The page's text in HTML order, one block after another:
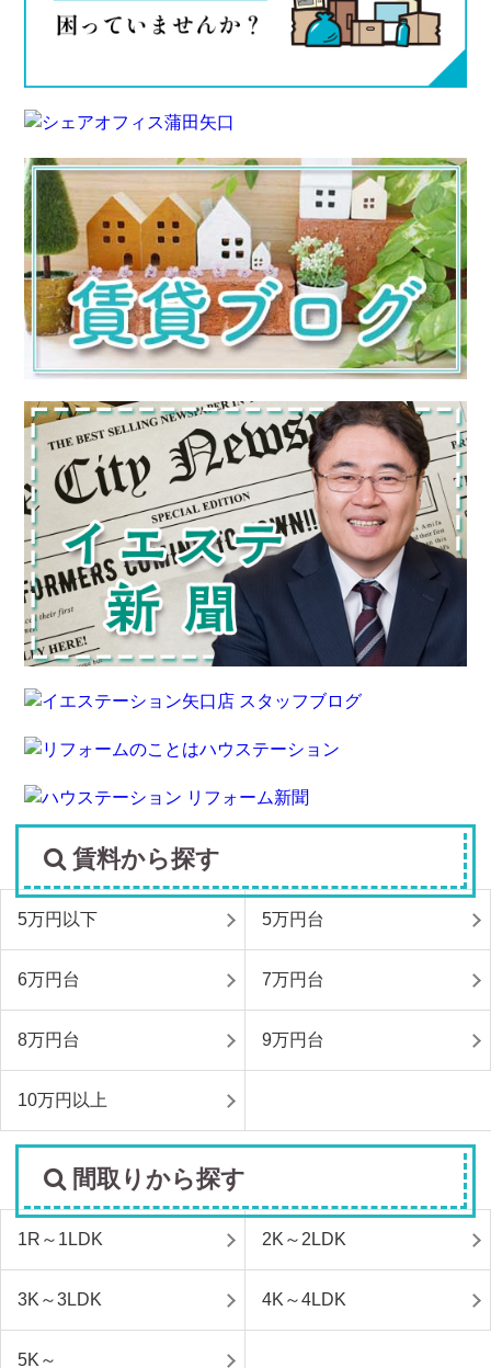
賃料から探す
5万円以下 5万円台
6万円台 7万円台
8万円台 9万円台
10万円以上
間取りから探す
1R～1LDK 2K～2LDK
3K～3LDK 4K～4LDK
5K～